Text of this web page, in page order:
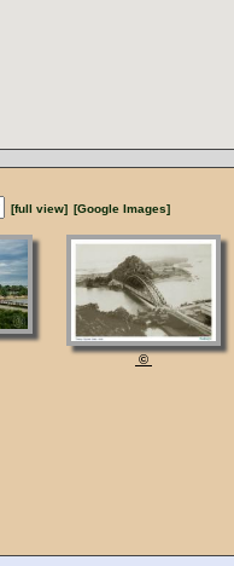
[full view] [Google Images]
©